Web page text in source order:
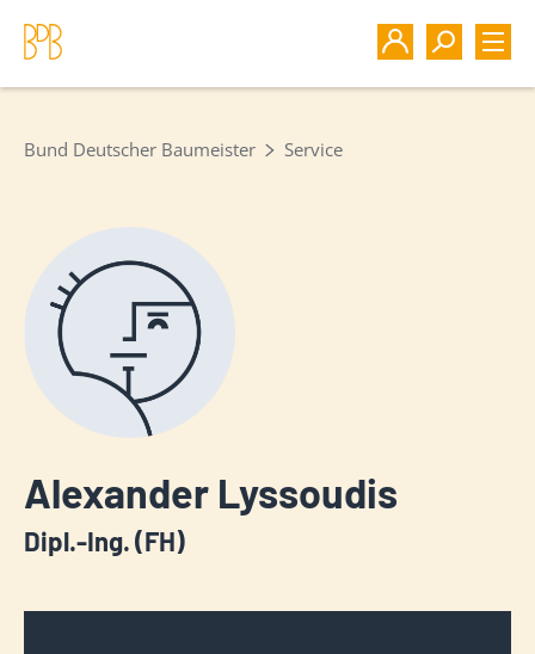
Bund Deutscher Baumeister Service
Alexander Lyssoudis
Dipl.-Ing. (FH)